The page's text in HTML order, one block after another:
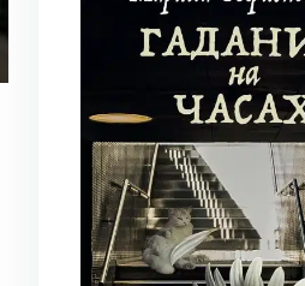
28 июня 2026|Новости,Общество,
Как украинская
Швейцария на пороге
расписание на следующий.